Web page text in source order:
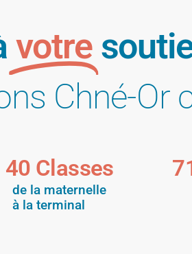
votre
Chné-Or
de la maternelle
à la terminal
40 Classes